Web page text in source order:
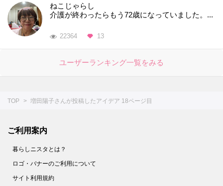
ねこじゃらし
介護が終わったらもう72歳になっていました。...
22364 13
ユーザーランキング一覧をみる
TOP 増田陽子さんが投稿したアイデア 18ページ目
ご利用案内
暮らしニスタとは？
ロゴ・バナーのご利用について
サイト利用規約